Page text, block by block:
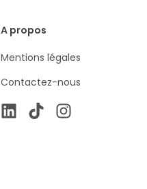
A propos
Mentions légales
Contactez-nous